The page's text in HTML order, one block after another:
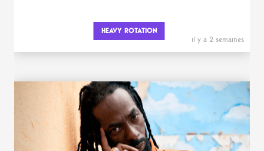
HEAVY ROTATION
il y a 2 semaines